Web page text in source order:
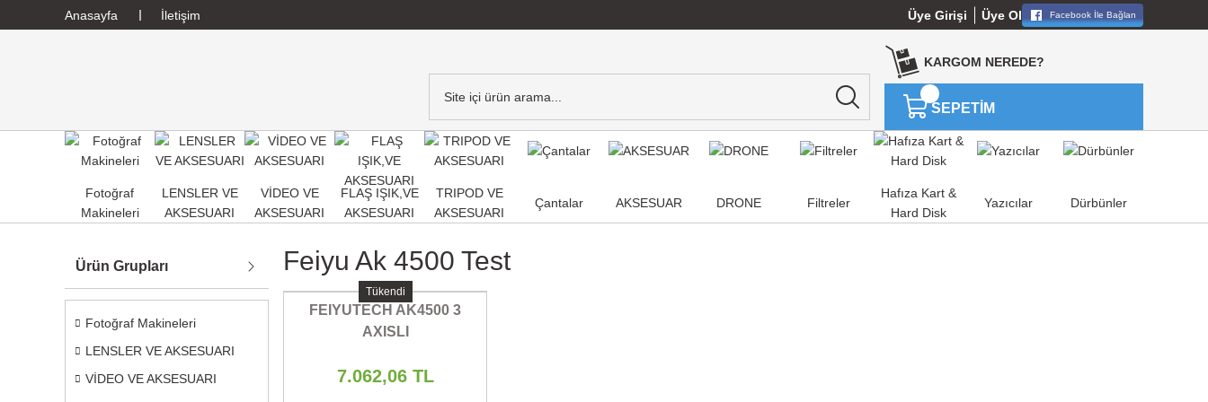
Anasayfa İletişim Üye Girişi Üye Ol Facebook İle Bağlan
KARGOM NEREDE?
SEPETİM
Fotoğraf
Makineleri
LENSLER VE
AKSESUARI
VİDEO VE
AKSESUARI
FLAŞ IŞIK,VE
AKSESUARI
TRIPOD VE
AKSESUARI
Çantalar AKSESUAR DRONE Filtreler
Hafıza Kart &
Hard Disk
Yazıcılar Dürbünler
Ürün Grupları
Fotoğraf Makineleri
LENSLER VE AKSESUARI
VİDEO VE AKSESUARI
Feiyu Ak 4500 Test
Tükendi
FEIYUTECH AK4500 3
AXISLI
7.062,06 TL